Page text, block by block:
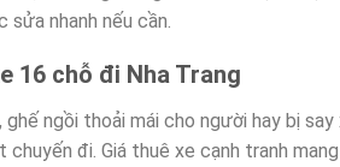
nhanh nếu cần.
16 chỗ đi Nha Trang
ngồi thoải mái cho người hay bị
đi. Giá thuê xe cạnh tranh